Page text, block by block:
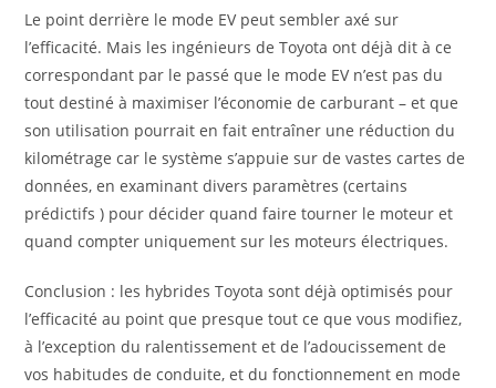
Le point derrière le mode EV peut sembler axé sur
l’efficacité. Mais les ingénieurs de Toyota ont déjà dit à ce
correspondant par le passé que le mode EV n’est pas du
tout destiné à maximiser l’économie de carburant – et que
son utilisation pourrait en fait entraîner une réduction du
kilométrage car le système s’appuie sur de vastes cartes de
données, en examinant divers paramètres (certains
prédictifs ) pour décider quand faire tourner le moteur et
quand compter uniquement sur les moteurs électriques.
Conclusion : les hybrides Toyota sont déjà optimisés pour
l’efficacité au point que presque tout ce que vous modifiez,
à l’exception du ralentissement et de l’adoucissement de
vos habitudes de conduite, et du fonctionnement en mode